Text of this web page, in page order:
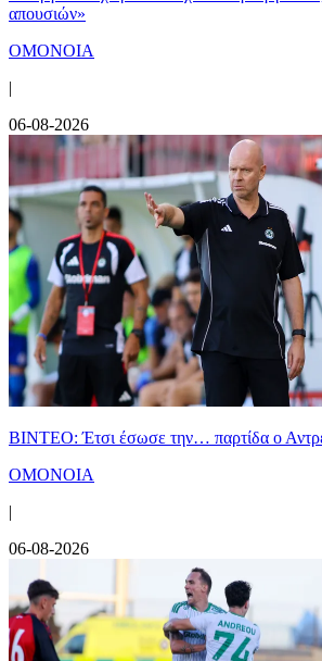
απουσιών»
ΟΜΟΝΟΙΑ
|
06-08-2026
ΒΙΝΤΕΟ: Έτσι έσωσε την… παρτίδα ο
ΟΜΟΝΟΙΑ
|
06-08-2026